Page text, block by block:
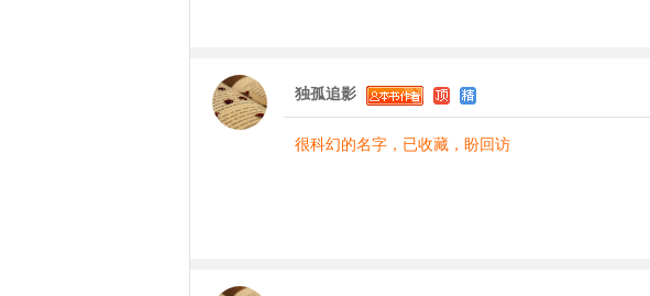
独孤追影
很科幻的名字，已收藏，盼回访